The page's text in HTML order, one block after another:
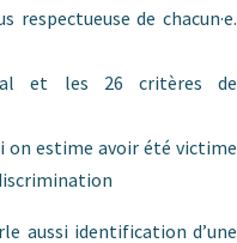
respectueuse de chacun·e.
et les 26 critères de
on estime avoir été victime
aussi identification d’une